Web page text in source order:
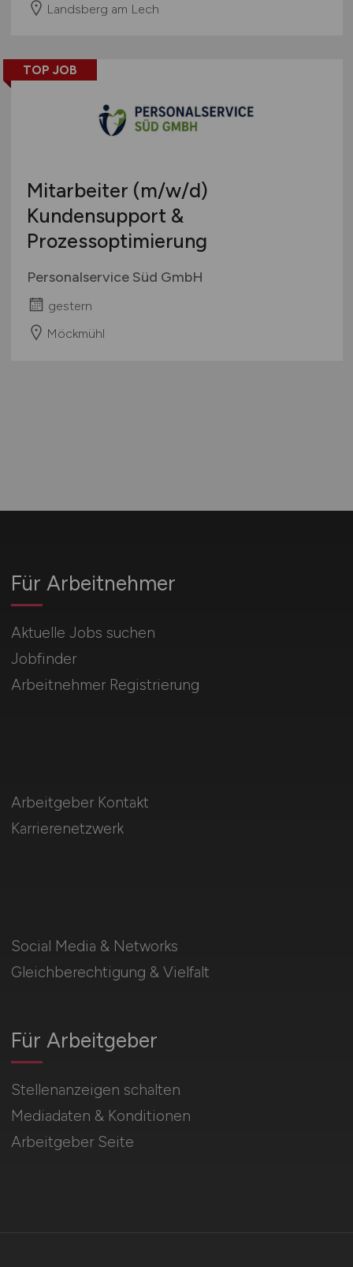
Landsberg am Lech
TOP JOB
Mitarbeiter (m/w/d)
Kundensupport &
Prozessoptimierung
Personalservice Süd GmbH
gestern
Möckmühl
Für Arbeitnehmer
Aktuelle Jobs suchen
Jobfinder
Arbeitnehmer Registrierung
Social Media & Networks
Gleichberechtigung & Vielfalt
Für Arbeitgeber
Stellenanzeigen schalten
Mediadaten & Konditionen
Arbeitgeber Seite
Arbeitgeber Kontakt
Karrierenetzwerk